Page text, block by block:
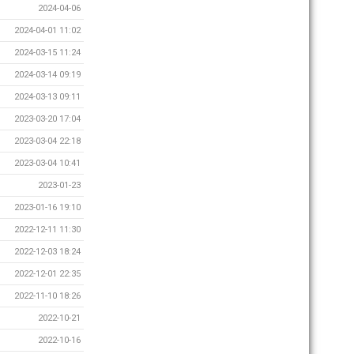
2024-04-06
2024-04-01 11:02
2024-03-15 11:24
2024-03-14 09:19
2024-03-13 09:11
2023-03-20 17:04
2023-03-04 22:18
2023-03-04 10:41
2023-01-23
2023-01-16 19:10
2022-12-11 11:30
2022-12-03 18:24
2022-12-01 22:35
2022-11-10 18:26
2022-10-21
2022-10-16